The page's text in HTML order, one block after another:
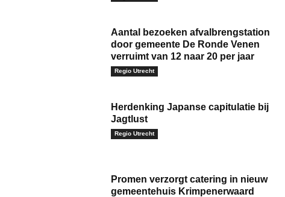
Aantal bezoeken afvalbrengstation
door gemeente De Ronde Venen
verruimt van 12 naar 20 per jaar
Regio Utrecht
Herdenking Japanse capitulatie bij
Jagtlust
Regio Utrecht
Promen verzorgt catering in nieuw
gemeentehuis Krimpenerwaard